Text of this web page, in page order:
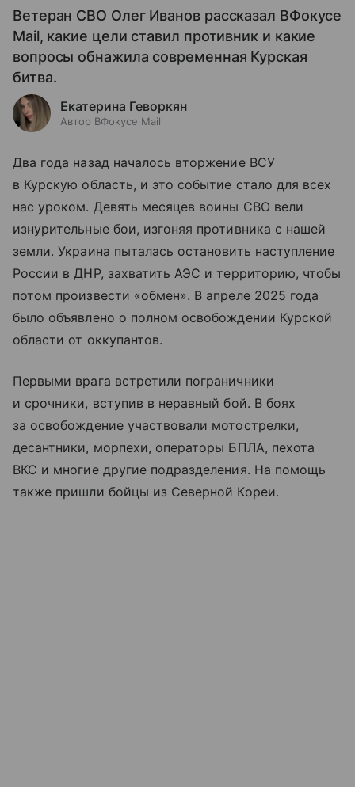
Ветеран СВО Олег Иванов рассказал ВФокусе
Mail, какие цели ставил противник и какие
вопросы обнажила современная Курская
битва.
Екатерина Геворкян
Автор ВФокусе Mail
Два года назад началось вторжение ВСУ
в Курскую область, и это событие стало для всех
нас уроком. Девять месяцев воины СВО вели
изнурительные бои, изгоняя противника с нашей
земли. Украина пыталась остановить наступление
России в ДНР, захватить АЭС и территорию, чтобы
потом произвести «обмен». В апреле 2025 года
было объявлено о полном освобождении Курской
области от оккупантов.
Первыми врага встретили пограничники
и срочники, вступив в неравный бой. В боях
за освобождение участвовали мотострелки,
десантники, морпехи, операторы БПЛА, пехота
ВКС и многие другие подразделения. На помощь
также пришли бойцы из Северной Кореи.